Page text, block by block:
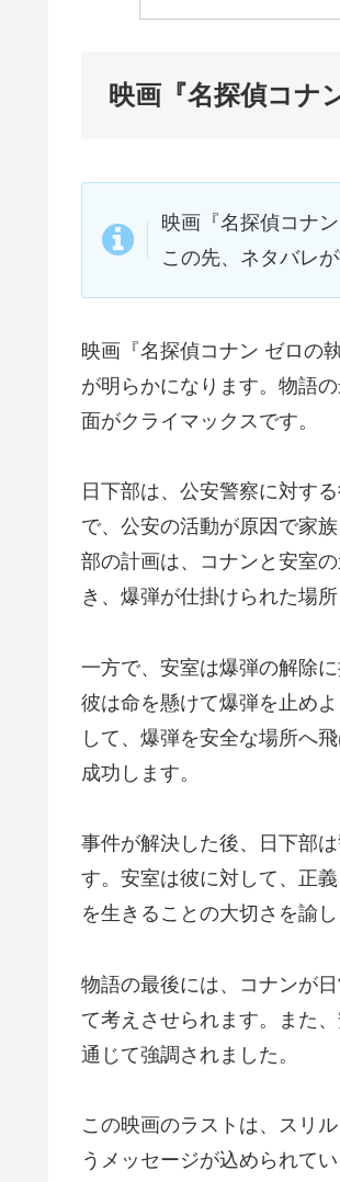
映画『名探偵コナ
映画『名探偵コナ
この先、ネタバレ
映画『名探偵コナン ゼロの
が明らかになります。物語
面がクライマックスです。
日下部は、公安警察に対す
で、公安の活動が原因で家
部の計画は、コナンと安室
き、爆弾が仕掛けられた場所
一方で、安室は爆弾の解除
彼は命を懸けて爆弾を止め
して、爆弾を安全な場所へ
成功します。
事件が解決した後、日下部
す。安室は彼に対して、正
を生きることの大切さを諭し
物語の最後には、コナンが
て考えさせられます。また
通じて強調されました。
この映画のラストは、スリ
うメッセージが込められて